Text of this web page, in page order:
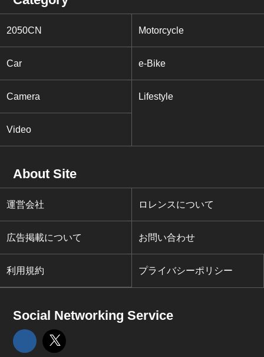
2050CN Motorcycle
Car e-Bike
Camera Lifestyle
Video
About Site
運営会社 ロレンスについて
広告掲載について お問い合わせ
利用規約 プライバシーポリシー
Social Networking Service